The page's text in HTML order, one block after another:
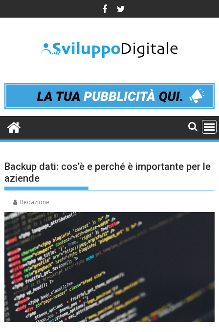
to
Backup dati: cos’è e perché è importante per le
aziende
Redazione